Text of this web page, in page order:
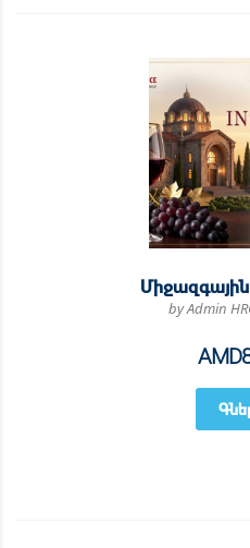
by Admin
AMD
Գնել